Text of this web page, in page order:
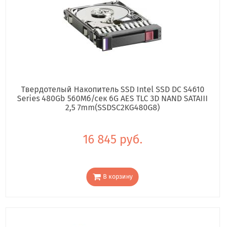
Твердотелый Накопитель SSD Intel SSD DC S4610
Series 480Gb 560Мб/сек 6G AES TLC 3D NAND SATAIII
2,5 7mm(SSDSC2KG480G8)
16 845 руб.
В корзину